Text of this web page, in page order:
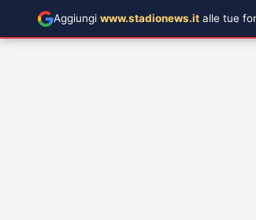
Aggiungi www.stadionews.it alle tue